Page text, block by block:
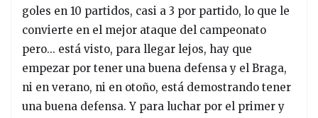
goles en 10 partidos, casi a 3 por partido, lo que le
convierte en el mejor ataque del campeonato
pero... está visto, para llegar lejos, hay que
empezar por tener una buena defensa y el Braga,
ni en verano, ni en otoño, está demostrando tener
una buena defensa. Y para luchar por el primer y